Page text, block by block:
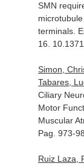
SMN
terminals.
16.
Simon,
Tabares,
Ciliary
Motor
Muscular
Pag. 973-
Ruiz Laza,